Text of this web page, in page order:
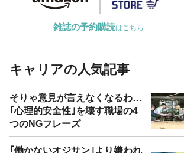
雑誌の予約購読はこちら
キャリアの人気記事
そりゃ意見が言えなくなるわ…
｢心理的安全性｣を壊す職場の4
つのNGフレーズ
｢働かないオジサン｣より嫌われ